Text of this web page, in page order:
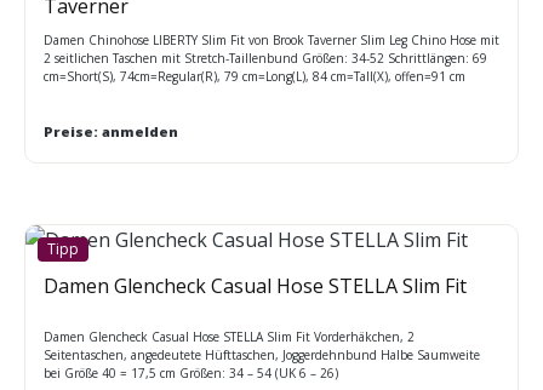
Taverner
Damen Chinohose LIBERTY Slim Fit von Brook Taverner Slim Leg Chino Hose mit
2 seitlichen Taschen mit Stretch-Taillenbund Größen: 34-52 Schrittlängen: 69
cm=Short(S), 74cm=Regular(R), 79 cm=Long(L), 84 cm=Tall(X), offen=91 cm
Preise: anmelden
Tipp
Damen Glencheck Casual Hose STELLA Slim Fit
Damen Glencheck Casual Hose STELLA Slim Fit Vorderhäkchen, 2
Seitentaschen, angedeutete Hüfttaschen, Joggerdehnbund Halbe Saumweite
bei Größe 40 = 17,5 cm Größen: 34 – 54 (UK 6 – 26)